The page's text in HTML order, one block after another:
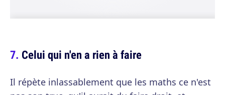
Celui qui n'en a rien à faire
Il répète inlassablement que les maths ce n'est